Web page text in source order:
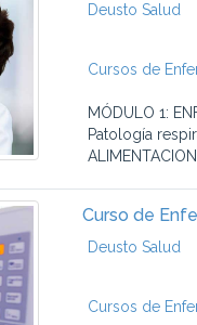
Deusto Salud
Cursos de
MÓDULO 1:
Patología
Curso de
Deusto Salud
Cursos de